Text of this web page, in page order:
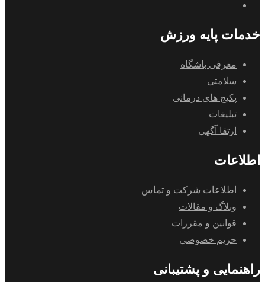
خدمات پایه ورزش
معرفی باشگاه
سلامتی
پکیج های درمانی
تبلیغات
ارتقا آگهی
اطلاعات
اطلاعات شرکت و تماس
وبلاگ و مقالات
قوانین و مقررات
حریم خصوصی
راهنمایی و پشتیبانی